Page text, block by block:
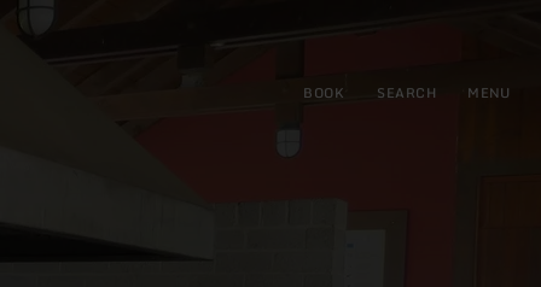
BOOK SEARCH MENU